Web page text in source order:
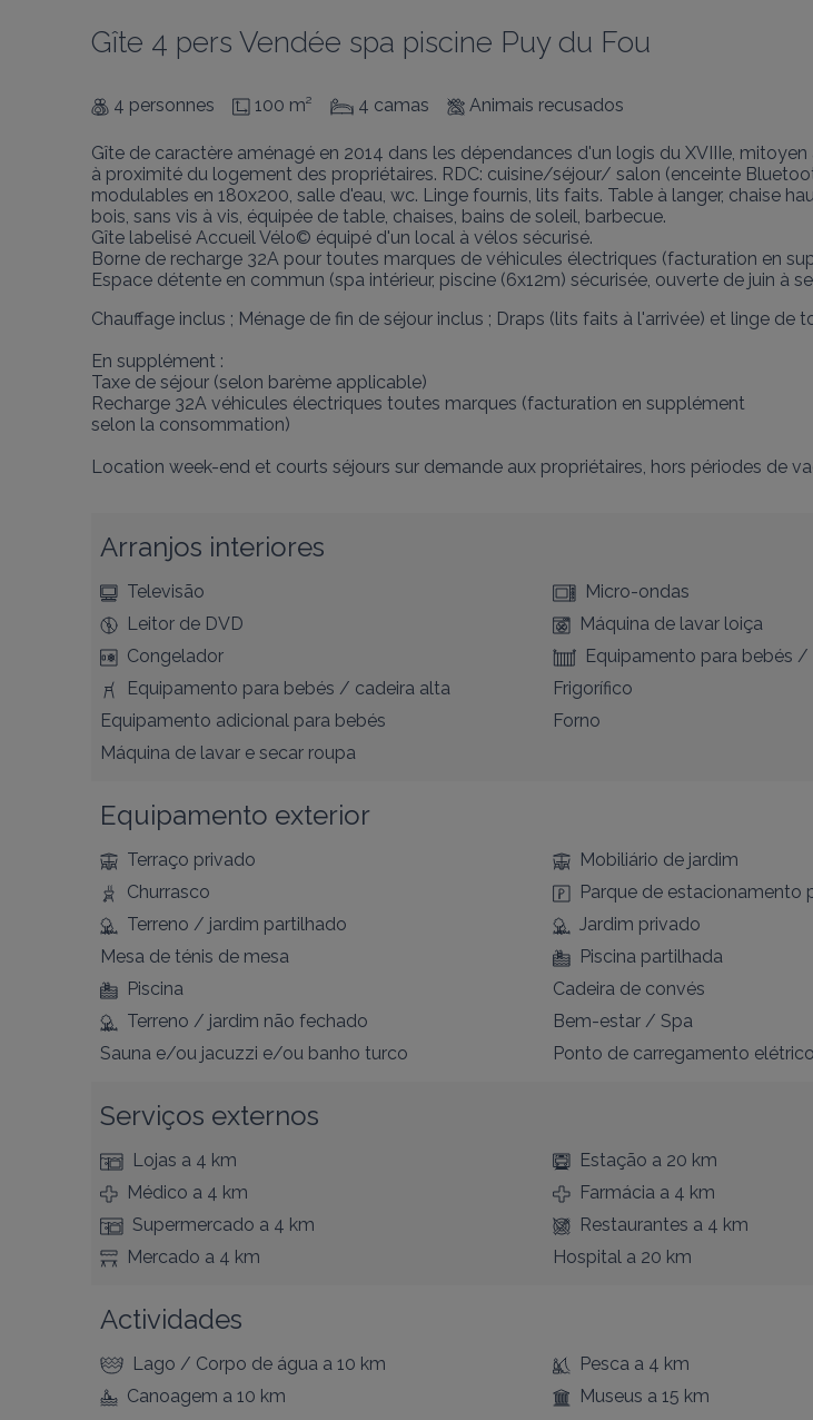
Gîte 4 pers Vendée spa piscine Puy du Fou
4 personnes 100 m² 4 camas Animais recusados
Gîte de caractère aménagé en 2014 dans les dépendances d'un logis du XVIIIe,
à proximité du logement des propriétaires. RDC: cuisine/séjour/ salon (enceinte
modulables en 180x200, salle d'eau, wc. Linge fournis, lits faits. Table à langer, chaise
bois, sans vis à vis, équipée de table, chaises, bains de soleil, barbecue.
Gîte labelisé Accueil Vélo© équipé d'un local à vélos sécurisé.
Borne de recharge 32A pour toutes marques de véhicules électriques (facturation en
Espace détente en commun (spa intérieur, piscine (6x12m) sécurisée, ouverte de juin à
Chauffage inclus ; Ménage de fin de séjour inclus ; Draps (lits faits à l'arrivée) et linge de
En supplément :
Taxe de séjour (selon barème applicable)
Recharge 32A véhicules électriques toutes marques (facturation en supplément
selon la consommation)
Location week-end et courts séjours sur demande aux propriétaires, hors périodes de
Arranjos interiores
Televisão
Micro-ondas
Leitor de DVD
Máquina de lavar loiça
Congelador
Equipamento para bebés /
Equipamento para bebés / cadeira alta
Frigorífico
Equipamento adicional para bebés
Forno
Máquina de lavar e secar roupa
Equipamento exterior
Terraço privado
Mobiliário de jardim
Churrasco
Parque de estacionamento
Terreno / jardim partilhado
Jardim privado
Mesa de ténis de mesa
Piscina partilhada
Piscina
Cadeira de convés
Terreno / jardim não fechado
Bem-estar / Spa
Sauna e/ou jacuzzi e/ou banho turco
Ponto de carregamento elétrico
Serviços externos
Lojas a 4 km Estação a 20 km
Médico a 4 km Farmáciaa 4 km
Supermercado a 4 km Restaurantes a 4 km
Mercado a 4 km Hospitala 20 km
Actividades
Lago / Corpo de água a 10 km Pescaa 4 km
Canoagem a 10 km Museus a 15 km